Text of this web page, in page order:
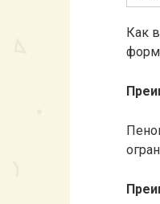
Как